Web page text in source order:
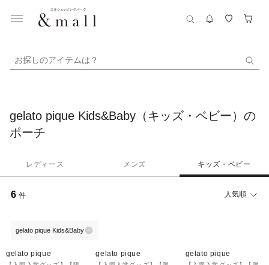
お探しのアイテムは？
gelato pique Kids&Baby（キッズ・ベビー）の
ポーチ
レディース メンズ キッズ・ベビー
6 件 人気順
gelato pique Kids&Baby
gelato pique gelato pique gelato pique